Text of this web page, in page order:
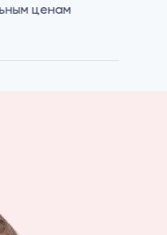
ценам